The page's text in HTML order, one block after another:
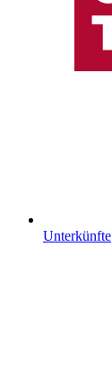
Unterkünfte